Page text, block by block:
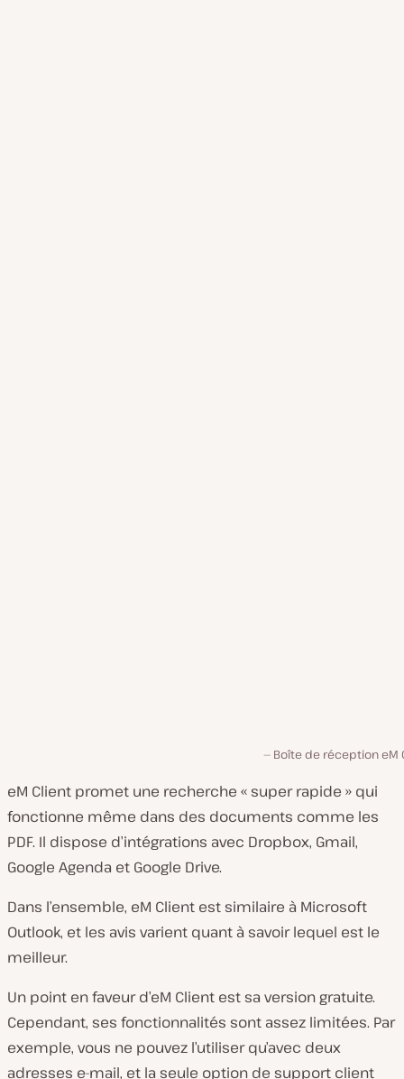
Boîte de réception eM
eM Client promet une recherche « super rapide » qui
fonctionne même dans des documents comme les
PDF. Il dispose d’intégrations avec Dropbox, Gmail,
Google Agenda et Google Drive.
Dans l’ensemble, eM Client est similaire à Microsoft
Outlook, et les avis varient quant à savoir lequel est le
meilleur.
Un point en faveur d’eM Client est sa version gratuite.
Cependant, ses fonctionnalités sont assez limitées. Par
exemple, vous ne pouvez l’utiliser qu’avec deux
adresses e-mail, et la seule option de support client